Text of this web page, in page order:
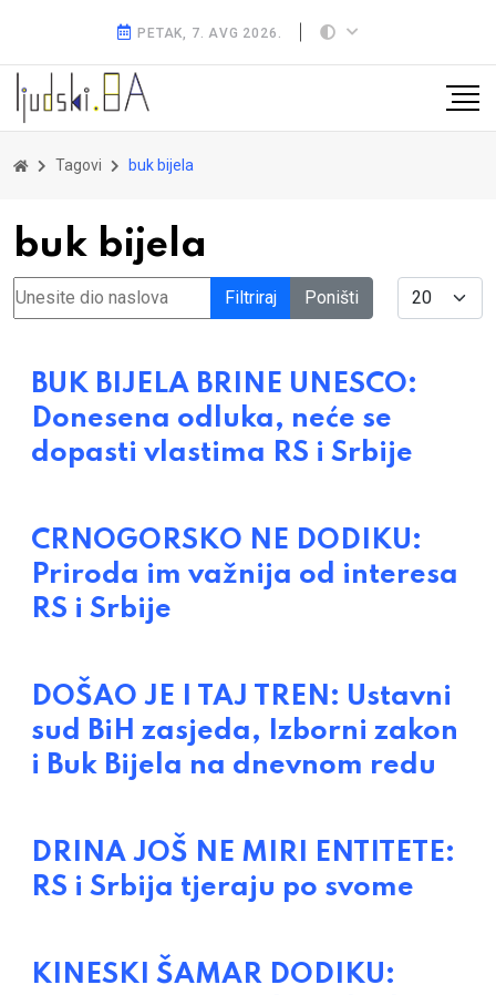
PETAK, 7. AVG 2026.
Tagovi buk bijela
buk bijela
Unesite dio naslova Filtriraj Poništi Display #
BUK BIJELA BRINE UNESCO:
Donesena odluka, neće se
dopasti vlastima RS i Srbije
CRNOGORSKO NE DODIKU:
Priroda im važnija od interesa
RS i Srbije
DOŠAO JE I TAJ TREN: Ustavni
sud BiH zasjeda, Izborni zakon
i Buk Bijela na dnevnom redu
DRINA JOŠ NE MIRI ENTITETE:
RS i Srbija tjeraju po svome
KINESKI ŠAMAR DODIKU: